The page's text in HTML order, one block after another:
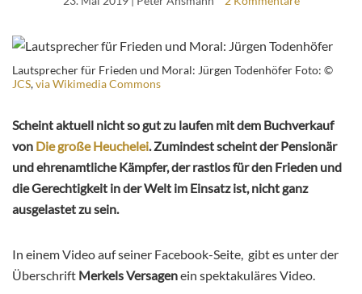
Lautsprecher für Frieden und Moral: Jürgen Todenhöfer Foto: ©
JCS,via Wikimedia Commons
Scheint aktuell nicht so gut zu laufen mit dem Buchverkauf
von Die große Heuchelei. Zumindest scheint der Pensionär
und ehrenamtliche Kämpfer, der rastlos für den Frieden und
die Gerechtigkeit in der Welt im Einsatz ist, nicht ganz
ausgelastet zu sein.
In einem Video auf seiner Facebook-Seite, gibt es unter der
Überschrift Merkels Versagenein spektakuläres Video.